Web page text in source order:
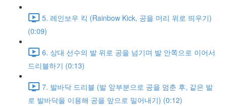
5. 레인보우 킥 (Rainbow Kick, 공을 머리 위로 띄우기)
(0:09)
6. 상대 선수의 발 위로 공을 넘기며 발 안쪽으로 이어서
드리블하기 (0:13)
7. 발바닥 드리블 (발 앞부분으로 공을 멈춘 후, 같은 발
로 발바닥을 이용해 공을 앞으로 밀어내기) (0:12)